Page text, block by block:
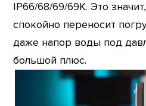
IP66/68/69/69K. Это
спокойно переносит
даже напор воды под
большой плюс.